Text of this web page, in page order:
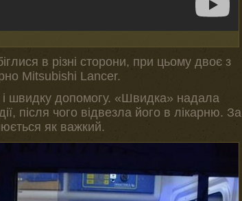
в різні сторони, при цьому двоє з
Mitsubishi Lancer.
і швидку допомогу. «Швидка» надала
після чого відвезла його в лікарню. За
як важкий.